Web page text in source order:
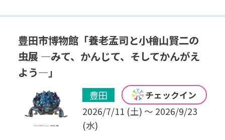
豊田市博物館「養老孟司と小檜山賢二の
虫展 ―みて、かんじて、そしてかんがえ
よう―」
豊田
チェックイン
2026/7/11 (土) ～ 2026/9/23
(水)